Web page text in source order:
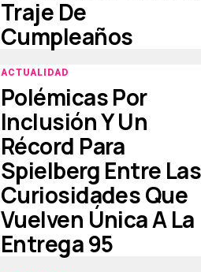
Traje De
Cumpleaños
ACTUALIDAD
Polémicas Por
Inclusión Y Un
Récord Para
Spielberg Entre Las
Curiosidades Que
Vuelven Única A La
Entrega 95